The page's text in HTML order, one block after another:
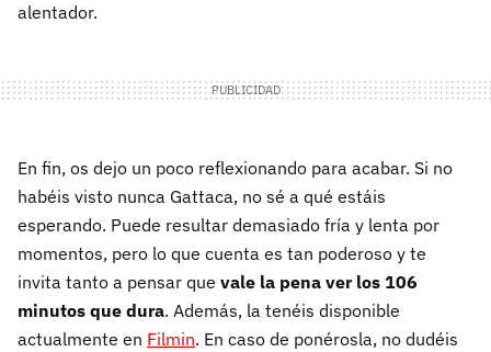
alentador.
En fin, os dejo un poco reflexionando para acabar. Si no
habéis visto nunca Gattaca, no sé a qué estáis
esperando. Puede resultar demasiado fría y lenta por
momentos, pero lo que cuenta es tan poderoso y te
invita tanto a pensar que vale la pena ver los 106
minutos que dura. Además, la tenéis disponible
actualmente en Filmin. En caso de ponérosla, no dudéis